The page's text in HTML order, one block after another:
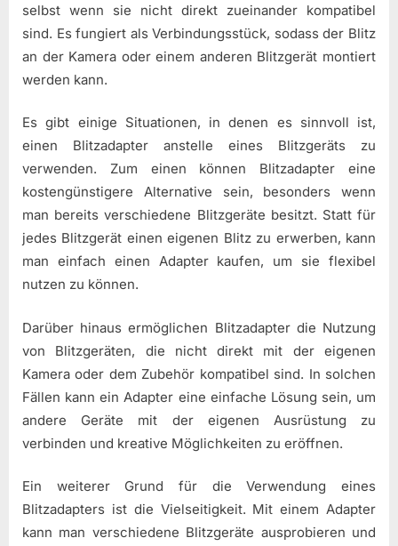
selbst wenn sie nicht direkt zueinander kompatibel
sind. Es fungiert als Verbindungsstück, sodass der Blitz
an der Kamera oder einem anderen Blitzgerät montiert
werden kann.
Es gibt einige Situationen, in denen es sinnvoll ist,
einen Blitzadapter anstelle eines Blitzgeräts zu
verwenden. Zum einen können Blitzadapter eine
kostengünstigere Alternative sein, besonders wenn
man bereits verschiedene Blitzgeräte besitzt. Statt für
jedes Blitzgerät einen eigenen Blitz zu erwerben, kann
man einfach einen Adapter kaufen, um sie flexibel
nutzen zu können.
Darüber hinaus ermöglichen Blitzadapter die Nutzung
von Blitzgeräten, die nicht direkt mit der eigenen
Kamera oder dem Zubehör kompatibel sind. In solchen
Fällen kann ein Adapter eine einfache Lösung sein, um
andere Geräte mit der eigenen Ausrüstung zu
verbinden und kreative Möglichkeiten zu eröffnen.
Ein weiterer Grund für die Verwendung eines
Blitzadapters ist die Vielseitigkeit. Mit einem Adapter
kann man verschiedene Blitzgeräte ausprobieren und